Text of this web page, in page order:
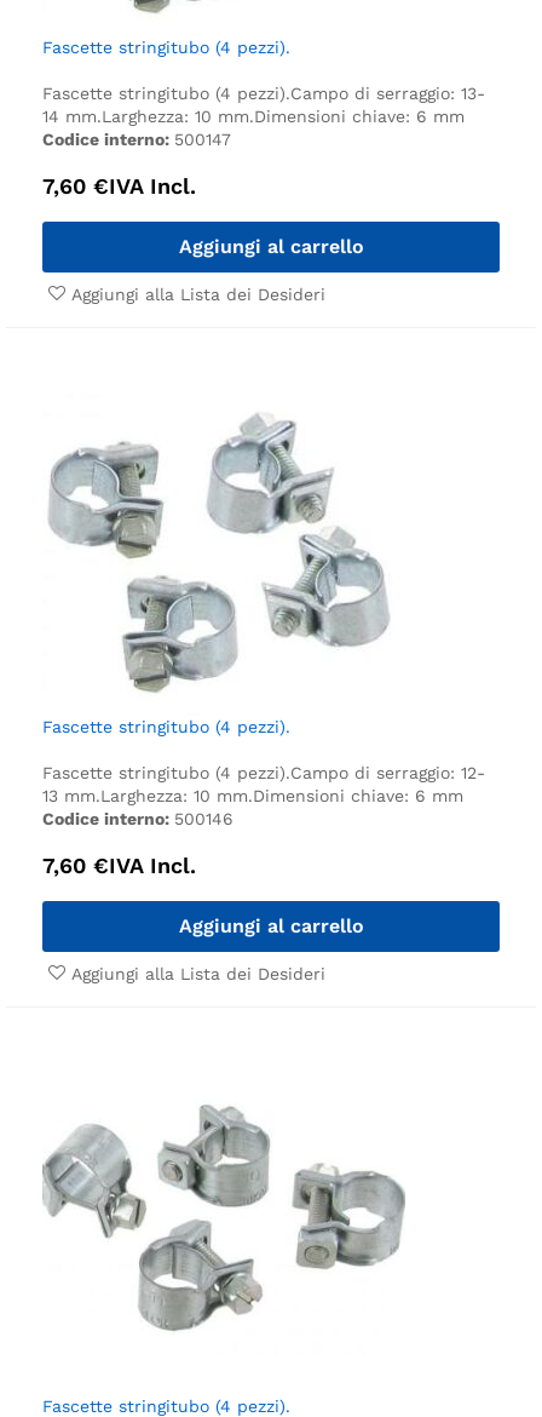
Fascette stringitubo (4 pezzi).
Fascette stringitubo (4 pezzi).Campo di serraggio: 13-
14 mm.Larghezza: 10 mm.Dimensioni chiave: 6 mm
Codice interno: 500147
7,60 €IVA Incl.
Aggiungi al carrello
Aggiungi alla Lista dei Desideri
Fascette stringitubo (4 pezzi).
Fascette stringitubo (4 pezzi).Campo di serraggio: 12-
13 mm.Larghezza: 10 mm.Dimensioni chiave: 6 mm
Codice interno: 500146
7,60 €IVA Incl.
Aggiungi al carrello
Aggiungi alla Lista dei Desideri
Fascette stringitubo (4 pezzi).